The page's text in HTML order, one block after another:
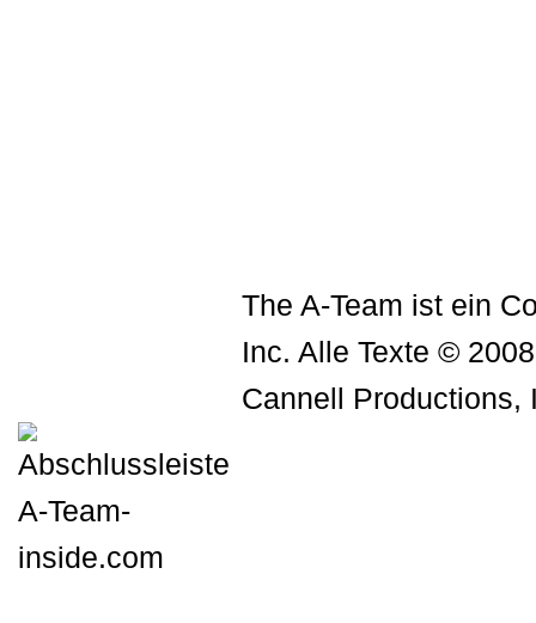
The A-Team ist ein
Inc. Alle Texte ©
Cannell Productions,